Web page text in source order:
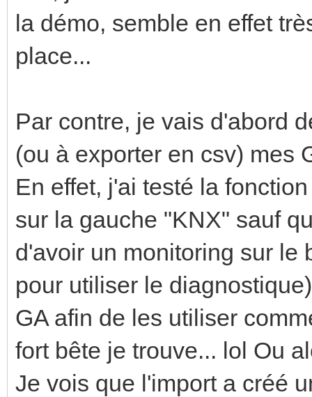
la démo, semble en effet
place...
Par contre, je vais d'abord
(ou à exporter en csv) mes
En effet, j'ai testé la
sur la gauche "KNX" sauf
d'avoir un monitoring sur le
pour utiliser le
GA afin de les utiliser
fort bête je trouve... lol Ou
Je vois que l'import a créé